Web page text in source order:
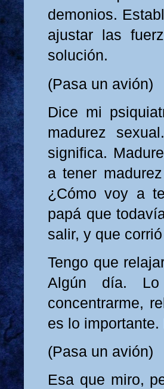
demonios.
ajustar las
solución.
(Pasa un avión)
Dice mi
madurez
significa.
a tener
¿Cómo voy a
papá que
salir, y que
Tengo que
Algún día.
concentrarme,
es lo
(Pasa un avión)
Esa que miro,